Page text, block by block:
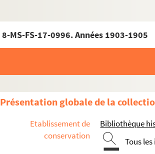
8-MS-FS-17-0996. Années 1903-1905
Présentation globale de la
Etablissement de
conservation
Bibliothèque
Tous
Guillaume Apollinaire
Activités